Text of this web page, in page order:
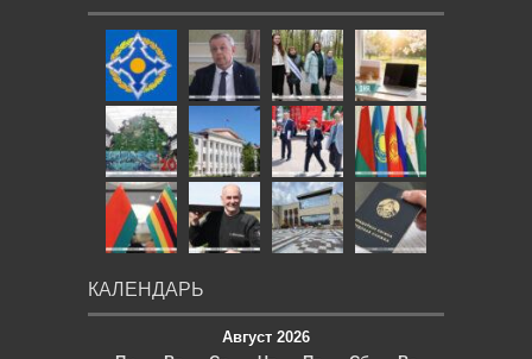
КАЛЕНДАРЬ
Август 2026